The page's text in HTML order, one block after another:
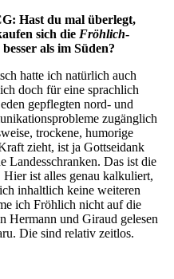
Hast du mal überlegt,
sich die Fröhlich-
als im Süden?
hatte ich natürlich auch
doch für eine sprachlich
gepflegten nord- und
zugänglich
trockene, humorige
zieht, ist ja Gottseidank
Landesschranken. Das ist die
ist alles genau kalkuliert,
inhaltlich keine weiteren
ich Fröhlich nicht auf die
Hermann und Giraud gelesen
Die sind relativ zeitlos.